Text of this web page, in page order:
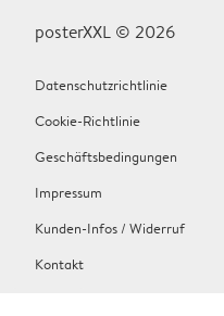
posterXXL © 2026
Datenschutzrichtlinie
Cookie-Richtlinie
Geschäftsbedingungen
Impressum
Kunden-Infos / Widerruf
Kontakt